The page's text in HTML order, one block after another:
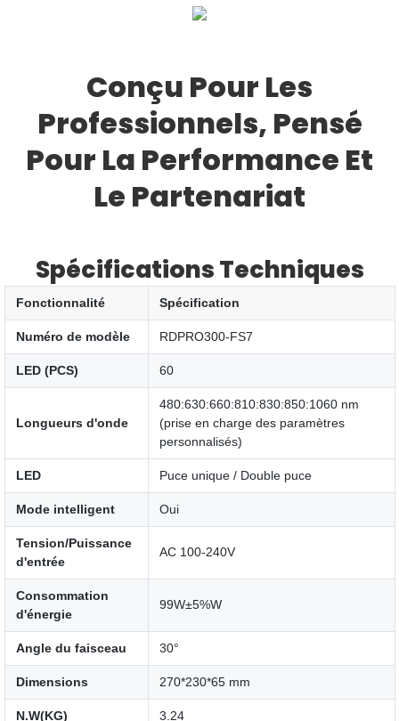
Conçu Pour Les
Professionnels, Pensé
Pour La Performance Et
Le Partenariat
Spécifications Techniques
Fonctionnalité Spécification
Numéro de modèle RDPRO300-FS7
LED (PCS) 60
Longueurs d'onde
480:630:660:810:830:850:1060 nm
(prise en charge des paramètres
personnalisés)
LED Puce unique / Double puce
Mode intelligent Oui
Tension/Puissance
d'entrée
AC 100-240V
Consommation
d'énergie
99W±5%W
Angle du faisceau 30°
Dimensions 270*230*65 mm
N.W(KG) 3.24